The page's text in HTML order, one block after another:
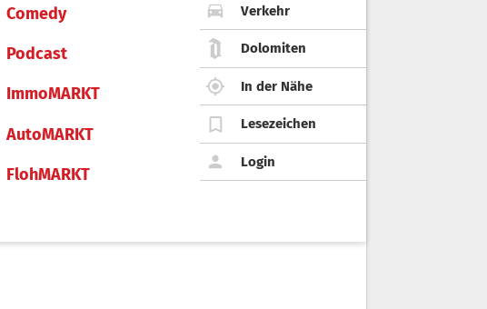
Comedy
Podcast
ImmoMARKT
AutoMARKT
FlohMARKT
Verkehr
Dolomiten
In der Nähe
Lesezeichen
Login